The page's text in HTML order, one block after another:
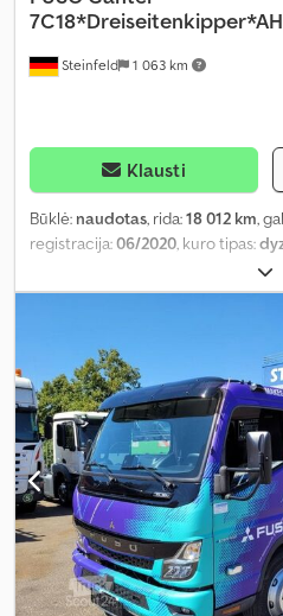
Steinfeld 1 063 km
Klausti
Būklė: naudotas, rida:18 012 km,
registracija:06/2020, kuro tipas:
sėdimų vietų skaičius:3, bendras
, krovinių skyriaus plotis:
, Įranga:ABS, centrinis užraktas